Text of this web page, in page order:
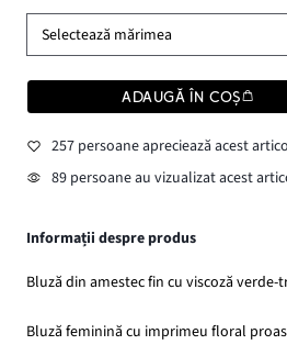
Selectează mărimea
ADAUGĂ ÎN COȘ
257 persoane apreciează acest
89 persoane au vizualizat acest
Informații despre produs
Bluză din amestec fin cu viscoză
Bluză feminină cu imprimeu floral